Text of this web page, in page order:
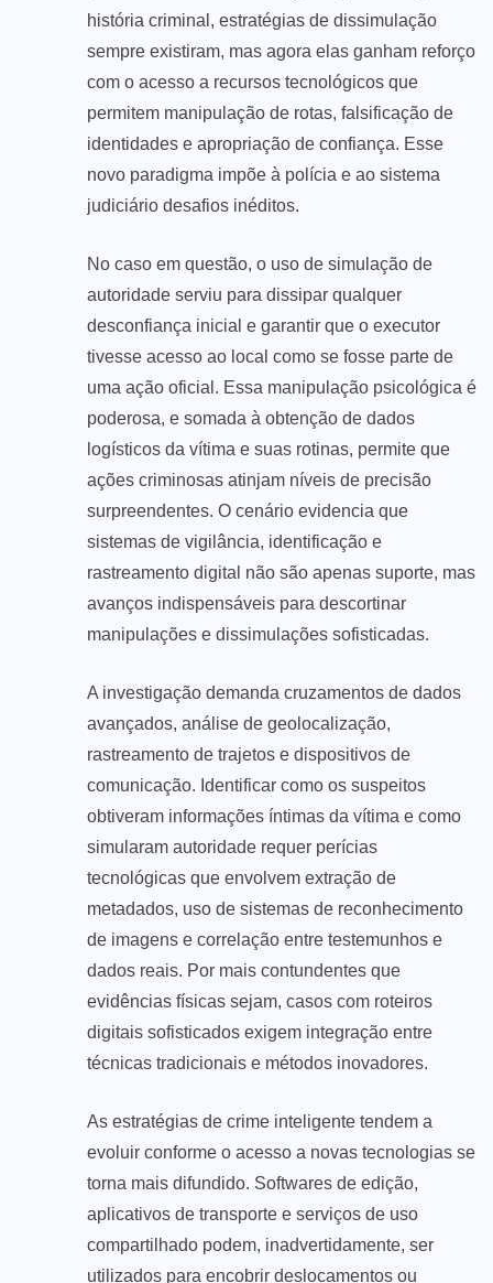
história criminal, estratégias de dissimulação
sempre existiram, mas agora elas ganham reforço
com o acesso a recursos tecnológicos que
permitem manipulação de rotas, falsificação de
identidades e apropriação de confiança. Esse
novo paradigma impõe à polícia e ao sistema
judiciário desafios inéditos.
No caso em questão, o uso de simulação de
autoridade serviu para dissipar qualquer
desconfiança inicial e garantir que o executor
tivesse acesso ao local como se fosse parte de
uma ação oficial. Essa manipulação psicológica é
poderosa, e somada à obtenção de dados
logísticos da vítima e suas rotinas, permite que
ações criminosas atinjam níveis de precisão
surpreendentes. O cenário evidencia que
sistemas de vigilância, identificação e
rastreamento digital não são apenas suporte, mas
avanços indispensáveis para descortinar
manipulações e dissimulações sofisticadas.
A investigação demanda cruzamentos de dados
avançados, análise de geolocalização,
rastreamento de trajetos e dispositivos de
comunicação. Identificar como os suspeitos
obtiveram informações íntimas da vítima e como
simularam autoridade requer perícias
tecnológicas que envolvem extração de
metadados, uso de sistemas de reconhecimento
de imagens e correlação entre testemunhos e
dados reais. Por mais contundentes que
evidências físicas sejam, casos com roteiros
digitais sofisticados exigem integração entre
técnicas tradicionais e métodos inovadores.
As estratégias de crime inteligente tendem a
evoluir conforme o acesso a novas tecnologias se
torna mais difundido. Softwares de edição,
aplicativos de transporte e serviços de uso
compartilhado podem, inadvertidamente, ser
utilizados para encobrir deslocamentos ou